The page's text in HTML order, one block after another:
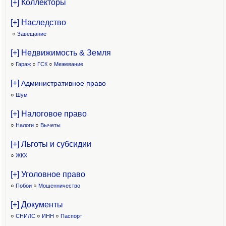
[+] Коллекторы
[+] Наследство
○ Завещание
[+] Недвижимость & Земля
○ Гараж ○ ГСК ○ Межевание
[+] Административное право
○ Шум
[+] Налоговое право
○ Налоги ○ Вычеты
[+] Льготы и субсидии
○ ЖКХ
[+] Уголовное право
○ Побои ○ Мошенничество
[+] Документы
○ СНИЛС ○ ИНН ○ Паспорт